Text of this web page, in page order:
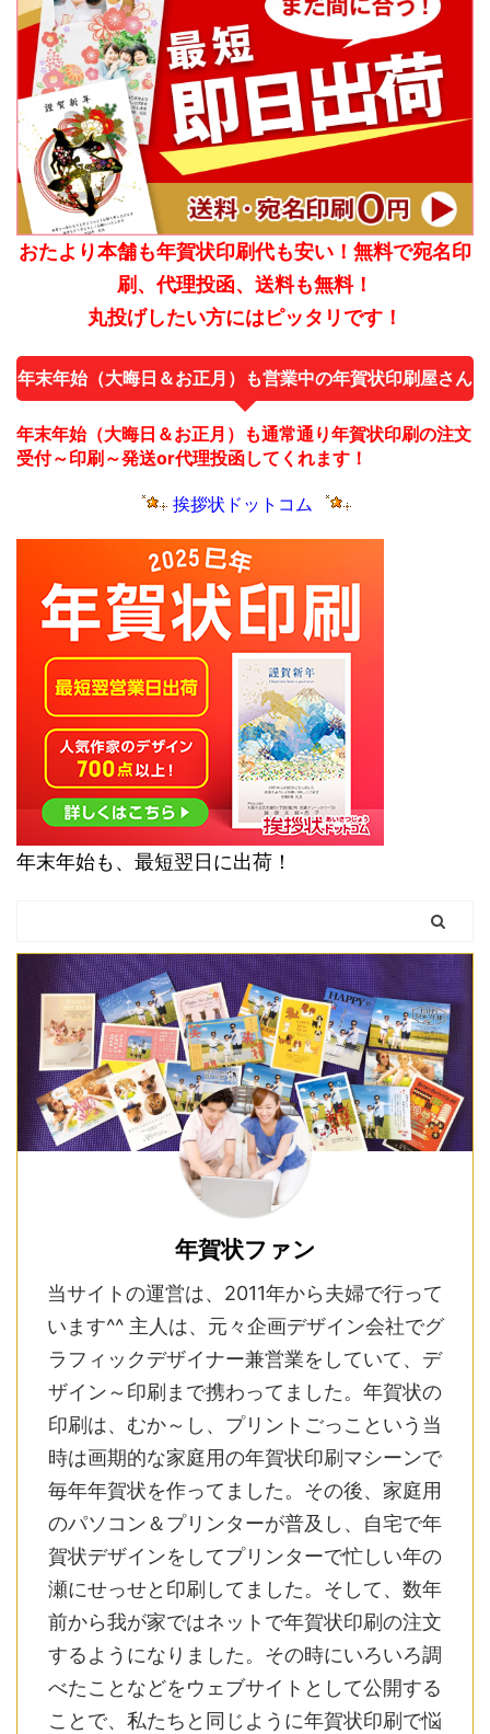
おたより本舗も年賀状印刷代も安い！無料で宛名印
刷、代理投函、送料も無料！
丸投げしたい方にはピッタリです！
年末年始（大晦日＆お正月）も営業中の年賀状印刷屋さん
年末年始（大晦日＆お正月）も通常通り年賀状印刷の注文
受付～印刷～発送or代理投函してくれます！
挨拶状ドットコム
年末年始も、最短翌日に出荷！
年賀状ファン
当サイトの運営は、2011年から夫婦で行って
います^^ 主人は、元々企画デザイン会社でグ
ラフィックデザイナー兼営業をしていて、デ
ザイン～印刷まで携わってました。年賀状の
印刷は、むか～し、プリントごっこという当
時は画期的な家庭用の年賀状印刷マシーンで
毎年年賀状を作ってました。その後、家庭用
のパソコン＆プリンターが普及し、自宅で年
賀状デザインをしてプリンターで忙しい年の
瀬にせっせと印刷してました。そして、数年
前から我が家ではネットで年賀状印刷の注文
するようになりました。その時にいろいろ調
べたことなどをウェブサイトとして公開する
ことで、私たちと同じように年賀状印刷で悩